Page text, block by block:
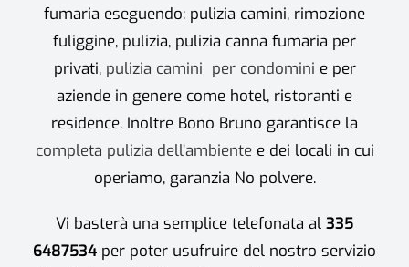
fumaria eseguendo: pulizia camini, rimozione
fuliggine, pulizia, pulizia canna fumaria per
privati, pulizia camini per condomini e per
aziende in genere come hotel, ristoranti e
residence. Inoltre Bono Bruno garantisce la
completa pulizia dell’ambientee dei locali in cui
operiamo, garanzia No polvere.
Vi basterà una semplice telefonata al 335
6487534 per poter usufruire del nostro servizio